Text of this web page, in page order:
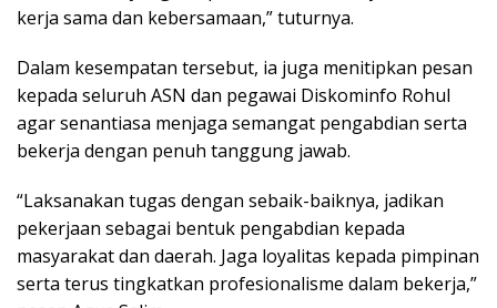
kerja sama dan kebersamaan,” tuturnya.
Dalam kesempatan tersebut, ia juga menitipkan pesan
kepada seluruh ASN dan pegawai Diskominfo Rohul
agar senantiasa menjaga semangat pengabdian serta
bekerja dengan penuh tanggung jawab.
“Laksanakan tugas dengan sebaik-baiknya, jadikan
pekerjaan sebagai bentuk pengabdian kepada
masyarakat dan daerah. Jaga loyalitas kepada pimpinan
serta terus tingkatkan profesionalisme dalam bekerja,”